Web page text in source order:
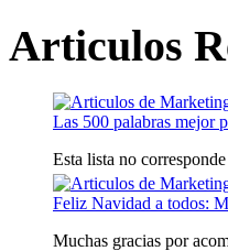
Articulos
Las 500 palabras mejor
Esta lista no
Feliz Navidad a todos:
Muchas gracias por